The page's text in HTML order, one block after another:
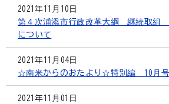
2021年11月10日
第４次浦添市行政改革大綱 継続取組
について
2021年11月04日
☆南米からのおたより☆特別編 10月号
2021年11月01日